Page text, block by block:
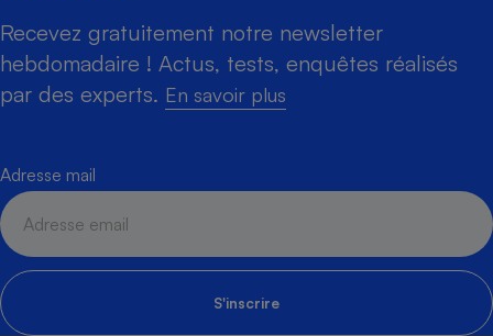
Recevez gratuitement notre newsletter
hebdomadaire ! Actus, tests, enquêtes réalisés
par des experts. En savoir plus
Adresse mail
S'inscrire